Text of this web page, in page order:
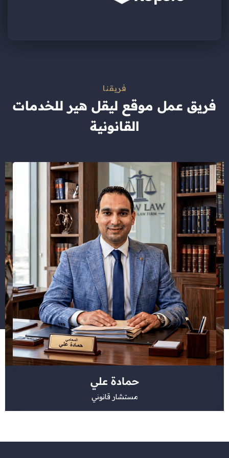
فريقنا
فريق عمل موقع ليقل هير للخدمات
القانونية
حمادة علي
مستشار قانوني